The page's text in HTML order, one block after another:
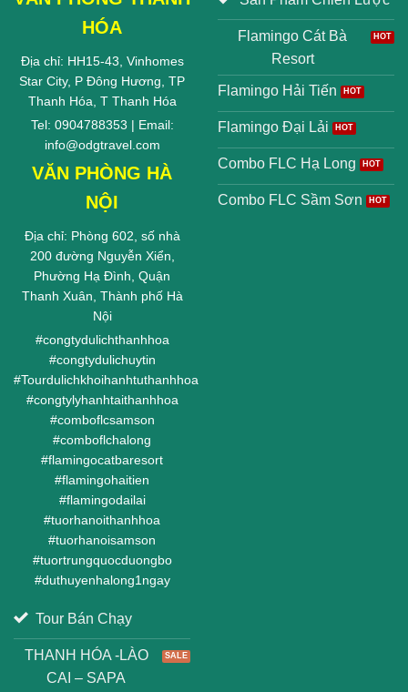
HÓA
Địa chỉ: HH15-43, Vinhomes
Star City, P Đông Hương, TP
Thanh Hóa, T Thanh Hóa
Tel: 0904788353 | Email:
info@odgtravel.com
VĂN PHÒNG HÀ
NỘI
Địa chỉ: Phòng 602, số nhà
200 đường Nguyễn Xiển,
Phường Hạ Đình, Quận
Thanh Xuân, Thành phố Hà
Nội
#congtydulichthanhhoa
#congtydulichuytin
#Tourdulichkhoihanhtuthanhhoa
#congtylyhanhtaithanhhoa
#comboflcsamson
#comboflchalong
#flamingocatbaresort
#flamingohaitien
#flamingodailai
#tuorhanoithanhhoa
#tuorhanoisamson
#tuortrungquocduongbo
#duthuyenhalong1ngay
Flamingo Cát Bà
Resort
Flamingo Hải Tiến
Flamingo Đại Lải
Combo FLC Hạ Long
Combo FLC Sầm Sơn
Tour Bán Chạy
THANH HÓA -LÀO
CAI – SAPA